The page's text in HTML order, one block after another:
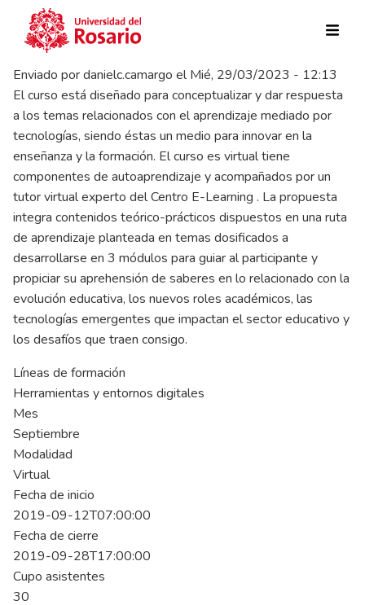
Pasar al contenido principal
Enviado pordanielc.camargo elMié, 29/03/2023 - 12:13
El curso está diseñado para conceptualizar y dar respuesta
a los temas relacionados con el aprendizaje mediado por
tecnologías, siendo éstas un medio para innovar en la
enseñanza y la formación. El curso es virtual tiene
componentes de autoaprendizaje y acompañados por un
tutor virtual experto del Centro E-Learning . La propuesta
integra contenidos teórico-prácticos dispuestos en una ruta
de aprendizaje planteada en temas dosificados a
desarrollarse en 3 módulos para guiar al participante y
propiciar su aprehensión de saberes en lo relacionado con la
evolución educativa, los nuevos roles académicos, las
tecnologías emergentes que impactan el sector educativo y
los desafíos que traen consigo.
Líneas de formación
Herramientas y entornos digitales
Mes
Septiembre
Modalidad
Virtual
Fecha de inicio
2019-09-12T07:00:00
Fecha de cierre
2019-09-28T17:00:00
Cupo asistentes
30